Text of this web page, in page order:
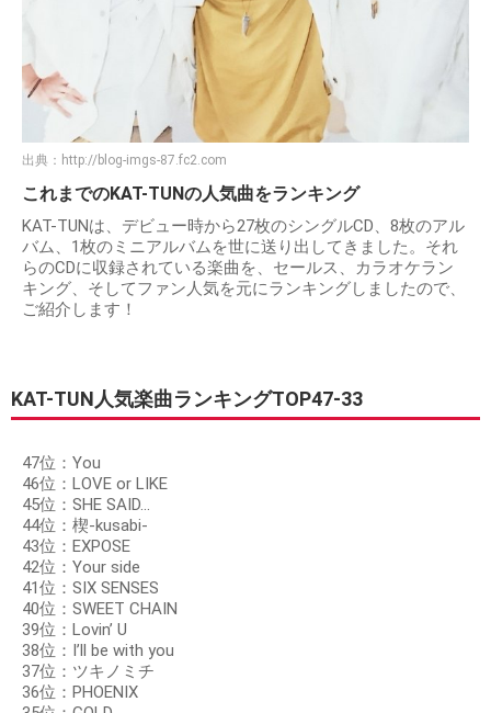
出典： http://blog-imgs-87.fc2.com
これまでのKAT-TUNの人気曲をランキング
KAT-TUNは、デビュー時から27枚のシングルCD、8枚のアル
バム、1枚のミニアルバムを世に送り出してきました。それ
らのCDに収録されている楽曲を、セールス、カラオケラン
キング、そしてファン人気を元にランキングしましたので、
ご紹介します！
KAT-TUN人気楽曲ランキングTOP47-33
47位：You
46位：LOVE or LIKE
45位：SHE SAID...
44位：楔-kusabi-
43位：EXPOSE
42位：Your side
41位：SIX SENSES
40位：SWEET CHAIN
39位：Lovin’ U
38位：I’ll be with you
37位：ツキノミチ
36位：PHOENIX